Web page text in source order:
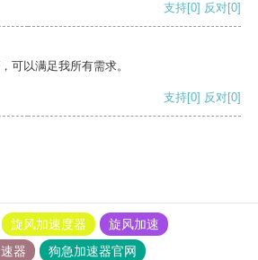
支持[0] 反对[0]
可以满足我所有需求。
支持[0] 反对[0]
旋风加速度器
旋风加速
器
狗急加速器官网